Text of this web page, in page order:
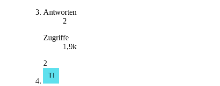
Antworten
2
Zugriffe
1,9k
2